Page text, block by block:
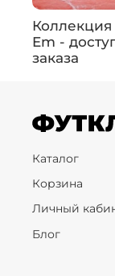
Em -
заказа
Каталог
Корзина
Личный
Блог